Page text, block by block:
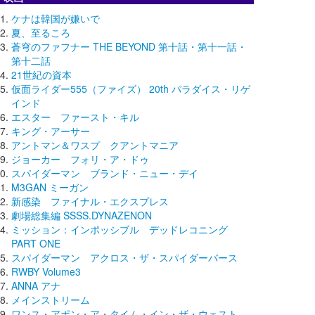
ケナは韓国が嫌いで
夏、至るころ
蒼穹のファフナー THE BEYOND 第十話・第十一話・
第十二話
21世紀の資本
仮面ライダー555（ファイズ） 20th パラダイス・リゲ
インド
エスター ファースト・キル
キング・アーサー
アントマン＆ワスプ クアントマニア
ジョーカー フォリ・ア・ドゥ
スパイダーマン ブランド・ニュー・デイ
M3GAN ミーガン
新感染 ファイナル・エクスプレス
劇場総集編 SSSS.DYNAZENON
ミッション：インポッシブル デッドレコニング
PART ONE
スパイダーマン アクロス・ザ・スパイダーバース
RWBY Volume3
ANNA アナ
メインストリーム